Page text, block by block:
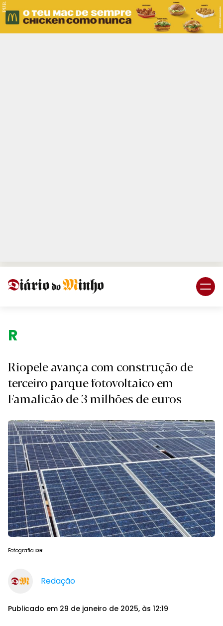
PUB.
Região.
Riopele avança com construção de
terceiro parque fotovoltaico em
Famalicão de 3 milhões de euros
Fotografia DR
Redação
Publicado em 29 de janeiro de 2025, às 12:19